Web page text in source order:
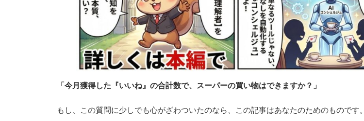
「今月獲得した『いいね』の合計数で、スーパーの買い物はできますか？」
もし、この質問に少しでも心がざわついたのなら、この記事はあなたのためのものです。